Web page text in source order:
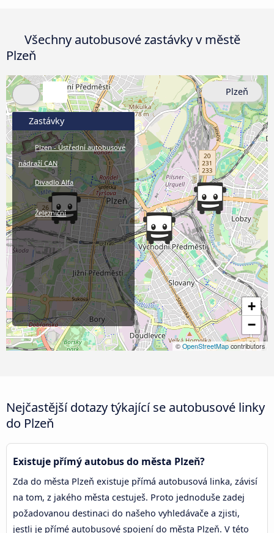
Všechny autobusové zastávky v městě
Plzeň
+
−
© OpenStreetMap contributors
Zastávky
Plzen - Ústřední autobusové
nádraží CAN
Divadlo Alfa
Železniční
Plzeň
Nejčastější dotazy týkající se autobusové linky
do Plzeň
Existuje přímý autobus do města Plzeň?
Zda do města Plzeň existuje přímá autobusová linka, závisí
na tom, z jakého města cestuješ. Proto jednoduše zadej
požadovanou destinaci do našeho vyhledávače a zjisti,
jestli je přímé autobusové spojení do města Plzeň. V této